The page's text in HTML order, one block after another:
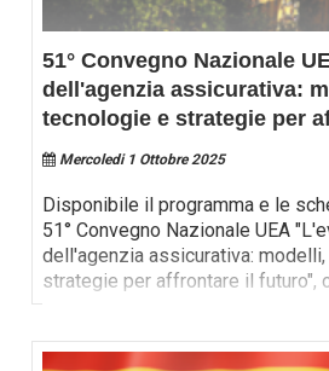
51° Convegno Nazionale
dell'agenzia assicurativa:
tecnologie e strategie per
Mercoledi 1 Ottobre 2025
Disponibile il programma e le
51° Convegno Nazionale UEA
dell'agenzia assicurativa:
strategie per affrontare il futuro",